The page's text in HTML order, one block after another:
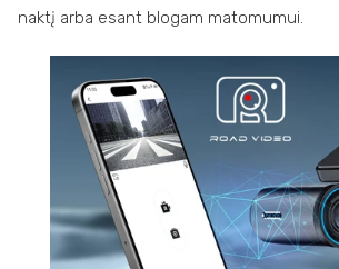
naktį arba esant blogam matomumui.